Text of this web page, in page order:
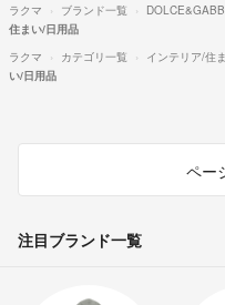
ラクマ ブランド一覧
住まい/日用品
ラクマ
カテゴリ一覧 インテリア/住
い/日用品
ペー
注目ブランド一覧